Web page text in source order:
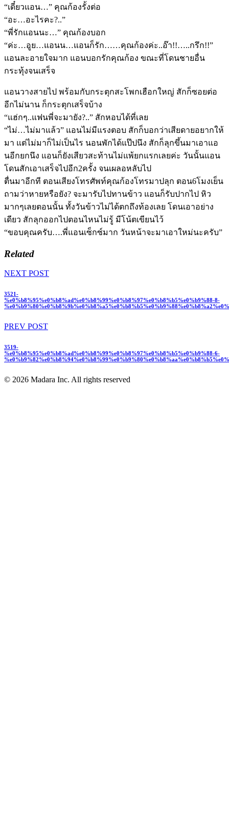
“เดี๋ยวแอน…” คุณก้องรั้งต่อ
“อะ…อะไรคะ?..”
“พี่รักแอนนะ…” คุณก้องบอก
“ค่ะ…อูย…แอนน…แอนก็รัก……คุณก้องค่ะ..อ๊า!!…..กรึก!!”
แอนละอายใจมาก แอนบอกรักคุณก้อง ขณะที่โดนชายอื่น
กระทุ้งจนเสร็จ
แอนวางสายไป พร้อมกับกระตุกสะโพกเฮือกใหญ่ สักก็ซอยต่อ
อีกไม่นาน ก็กระตุกเสร็จบ้าง
“แฮ่กๆ..แฟนพี่จะมายัง?..” สักหอบได้ที่เลย
“ไม่…ไม่มาแล้ว” แอนไม่มีแรงตอบ สักก็บอกว่าเสียดายอยากให้
มา แต่ไม่มาก็ไม่เป็นไร นอนพักได้แป๊ปนึง สักก็ลุกขึ้นมาเอาแอ
นอีกยกนึง แอนก็ยังเสียวสะท้านไม่แพ้ยกแรกเลยค่ะ วันนั้นแอน
โดนสักเอาเสร็จไปอีก2ครั้ง จนเผลอหลับไป
ตื่นมาอีกที ตอนเสียงโทรศัพท์คุณก้องโทรมาปลุก ตอน6โมงเย็น
ถามว่าหายหรือยัง? จะมารับไปทานข้าว แอนก็รับปากไป หิว
มากๆเลยตอนนั้น ทั้งวันข้าวไม่ได้ตกถึงท้องเลย โดนเอาอย่าง
เดียว สักลุกออกไปตอนไหนไม่รู้ มีโน้ตเขียนไว้
“ขอบคุณครับ….พี่แอนเซ็กซ์มาก วันหน้าจะมาเอาใหม่นะครับ”
Related
NEXT POST
3521-
%e0%b8%95%e0%b8%ad%e0%b8%99%e0%b8%97%e0%b8%b5%e0%b9%88-8-
PREV POST
3519-
%e0%b8%95%e0%b8%ad%e0%b8%99%e0%b8%97%e0%b8%b5%e0%b9%88-6-
© 2026 Madara Inc. All rights reserved